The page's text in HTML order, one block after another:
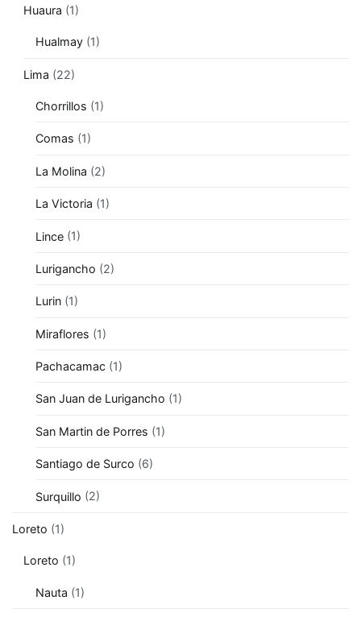
Huaura (1)
Hualmay(1)
Lima (22)
Chorrillos (1)
Comas (1)
La Molina (2)
La Victoria (1)
Lince(1)
Lurigancho (2)
Lurin(1)
Miraflores (1)
Pachacamac(1)
San Juan de Lurigancho (1)
San Martin de Porres (1)
Santiago de Surco (6)
Surquillo (2)
Loreto (1)
Loreto (1)
Nauta (1)